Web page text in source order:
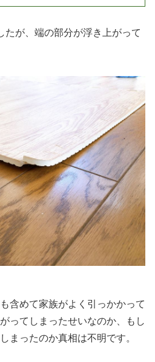
たが、端の部分が浮き上がって
含めて家族がよく引っかかって
ってしまったせいなのか、もし
まったのか真相は不明です。